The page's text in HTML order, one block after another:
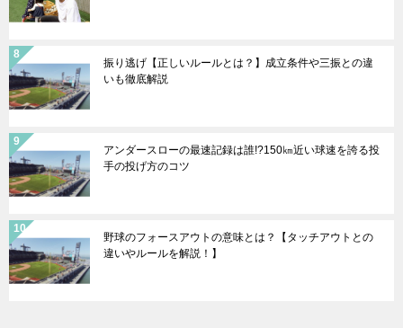
振り逃げ【正しいルールとは？】成立条件や三振との違
いも徹底解説
アンダースローの最速記録は誰!?150㎞近い球速を誇る投
手の投げ方のコツ
野球のフォースアウトの意味とは？【タッチアウトとの
違いやルールを解説！】